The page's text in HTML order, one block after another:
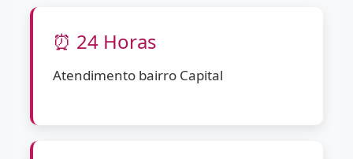
⏰ 24 Horas
Atendimento bairro Capital